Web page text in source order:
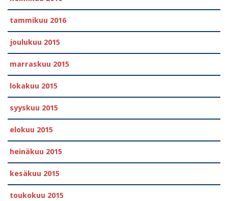
tammikuu 2016
joulukuu 2015
marraskuu 2015
lokakuu 2015
syyskuu 2015
elokuu 2015
heinäkuu 2015
kesäkuu 2015
toukokuu 2015